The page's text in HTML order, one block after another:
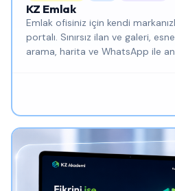
KZ Emlak
Emlak ofisiniz için kendi
portalı. Sınırsız ilan ve galeri,
arama, harita ve WhatsApp ile